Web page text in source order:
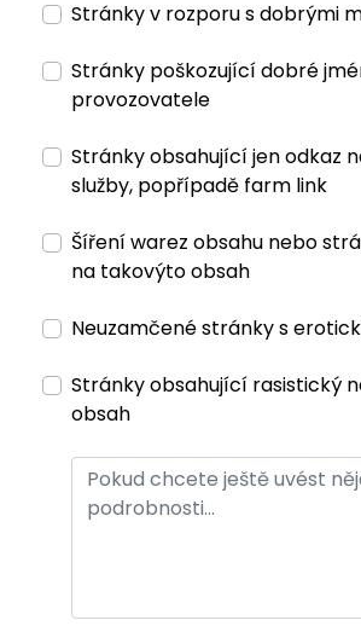
Stránky v rozporu s dobrými
Stránky poškozující dobré
provozovatele
Stránky obsahující jen odkaz
služby, popřípadě farm link
Šíření warez obsahu nebo
na takovýto obsah
Neuzamčené stránky s
Stránky obsahující rasistický
obsah